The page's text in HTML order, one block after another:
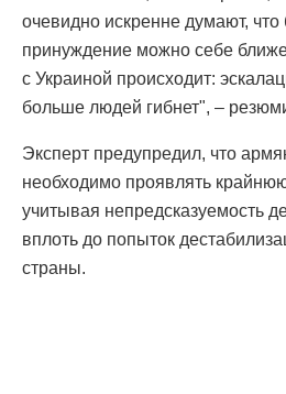
очевидно искренне думают,
принуждение можно себе ближе
с Украиной происходит:
больше людей гибнет", –
Эксперт предупредил, что
необходимо проявлять
учитывая непредсказуемость
вплоть до попыток
страны.